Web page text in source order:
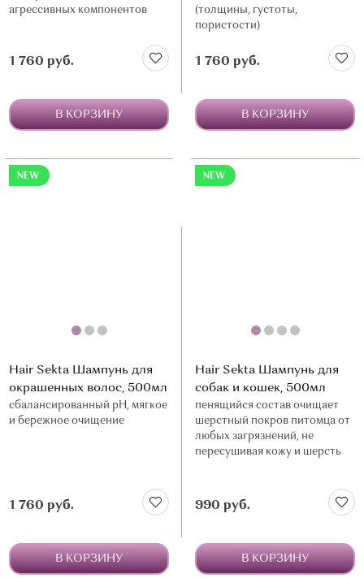
агрессивных компонентов
1 760 руб.
В КОРЗИНУ
(толщины, густоты,
пористости)
1 760 руб.
В КОРЗИНУ
NEW
Hair Sekta Шампунь для
окрашенных волос, 500мл
сбалансированный pH, мягкое
и бережное очищение
1 760 руб.
В КОРЗИНУ
NEW
Hair Sekta Шампунь для
собак и кошек, 500мл
пенящийся состав очищает
шерстный покров питомца от
любых загрязнений, не
пересушивая кожу и шерсть
990 руб.
В КОРЗИНУ